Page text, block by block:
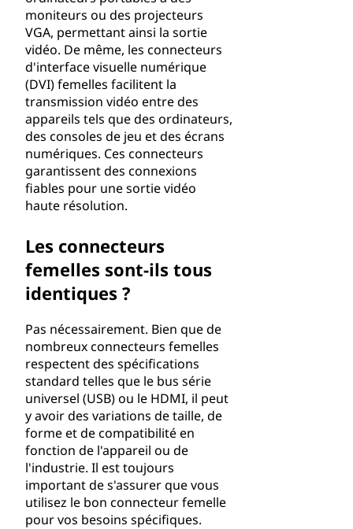
moniteurs ou des projecteurs
VGA, permettant ainsi la sortie
vidéo. De même, les connecteurs
d'interface visuelle numérique
(DVI) femelles facilitent la
transmission vidéo entre des
appareils tels que des ordinateurs,
des consoles de jeu et des écrans
numériques. Ces connecteurs
garantissent des connexions
fiables pour une sortie vidéo
haute résolution.
Les connecteurs
femelles sont-ils tous
identiques ?
Pas nécessairement. Bien que de
nombreux connecteurs femelles
respectent des spécifications
standard telles que le bus série
universel (USB) ou le HDMI, il peut
y avoir des variations de taille, de
forme et de compatibilité en
fonction de l'appareil ou de
l'industrie. Il est toujours
important de s'assurer que vous
utilisez le bon connecteur femelle
pour vos besoins spécifiques.